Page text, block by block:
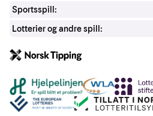
Sportsspill:
Lotterier og andre spill:
Andre lenker